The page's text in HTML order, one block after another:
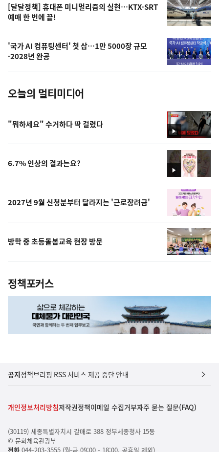
오
늘
의
사
진
[달달정책] 휴대폰 미니멀리즘의 실현…KTX·SRT
예매 한 번에 끝!
'국가 AI 컴퓨팅센터' 첫 삽…1만 5000장 규모
·2028년 완공
오늘의 멀티미디어
영
상
"뭐하세요" 수거하다 딱 걸렸다
영
상
6.7% 인상의 결과는요?
2027년 9월 신청분부터 달라지는 '근로장려금'
방학 중 초등돌봄교육 현장 방문
정책포커스
공지정책브리핑 RSS 서비스 제공 중단 안내
개인정보처리방침저작권정책이메일 수집거부자주 묻는 질문(FAQ)
(30119) 세종특별자치시 갈매로 388 정부세종청사 15동
© 문화체육관광부
전화044-203-3555 (월-금 09:00 - 18:00, 공휴일 제외)